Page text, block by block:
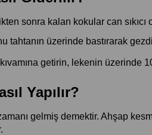
sonra kalan kokular can sıkıcı
tahtanın üzerinde bastırarak
getirin, lekenin üzerinde
Yapılır?
gelmiş demektir. Ahşap